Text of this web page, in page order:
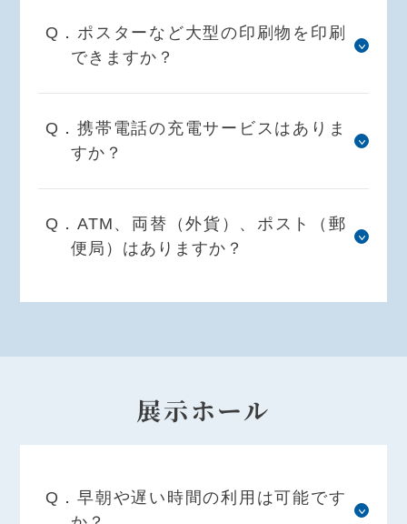
Q．ポスターなど大型の印刷物を印刷
できますか？
Q．携帯電話の充電サービスはありま
すか？
Q．ATM、両替（外貨）、ポスト（郵
便局）はありますか？
展示ホール
Q．早朝や遅い時間の利用は可能です